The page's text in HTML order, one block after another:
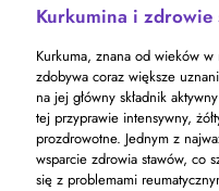
Kurkumina i zdrowie
Kurkuma, znana od wieków
zdobywa coraz większe
na jej główny składnik
tej przyprawie intensywny,
prozdrowotne. Jednym z
wsparcie zdrowia stawów, co
się z problemami